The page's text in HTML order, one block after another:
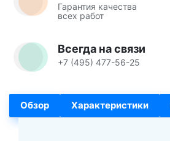
Гарантия качества
всех работ
Всегда на связи
+7 (495) 477-56-25
Обзор Характеристики